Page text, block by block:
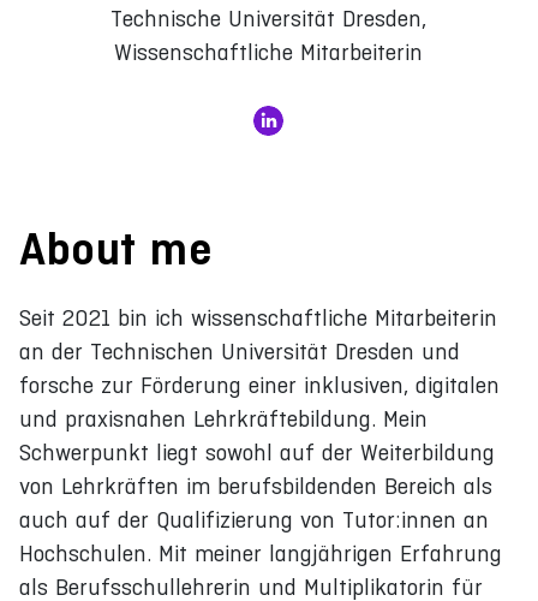
Technische Universität Dresden,
Wissenschaftliche Mitarbeiterin
About me
Seit 2021 bin ich wissenschaftliche Mitarbeiterin
an der Technischen Universität Dresden und
forsche zur Förderung einer inklusiven, digitalen
und praxisnahen Lehrkräftebildung. Mein
Schwerpunkt liegt sowohl auf der Weiterbildung
von Lehrkräften im berufsbildenden Bereich als
auch auf der Qualifizierung von Tutor:innen an
Hochschulen. Mit meiner langjährigen Erfahrung
als Berufsschullehrerin und Multiplikatorin für